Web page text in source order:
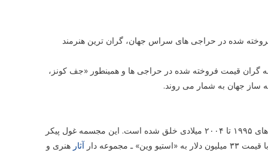
شده در حراجی های سراس جهان، گران ترین هنرمند
گران قیمت فروخته شده در حراجی ها و همینطور «جف کونز،
ساز جهان به شمار می روند.
زنده دنیا ـ در سال های ۱۹۹۵ تا ۲۰۰۴ میلادی خلق شده است. این مجسمه غول پیکر
آثار هنری و